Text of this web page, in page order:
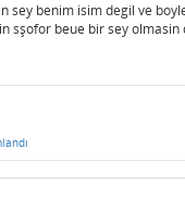
sey benim isim degil ve
sşofor beue bir sey